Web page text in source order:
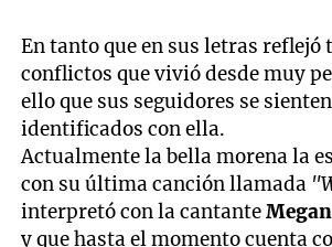
En tanto que en sus letras reflejó
conflictos que vivió desde muy
ello que sus seguidores se
identificados con ella.
Actualmente la bella morena la
con su última canción llamada
interpretó con la cantante
y que hasta el momento cuenta